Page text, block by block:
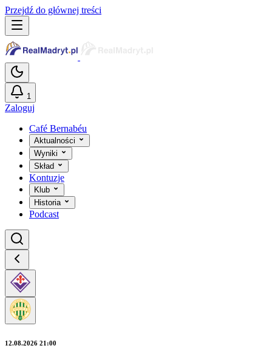
Przejdź do głównej treści
1
Zaloguj
Café Bernabéu
Aktualności
Wyniki
Skład
Kontuzje
Klub
Historia
Podcast
12.08.2026 21:00